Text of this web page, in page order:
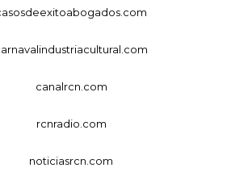
canalrcn.com
rcnradio.com
noticiasrcn.com